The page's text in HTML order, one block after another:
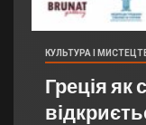
КУЛЬТУРА І
Греція як